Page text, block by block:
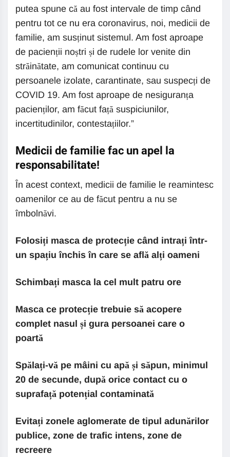
putea spune că au fost intervale de timp când
pentru tot ce nu era coronavirus, noi, medicii de
familie, am susținut sistemul. Am fost aproape
de pacienții noștri și de rudele lor venite din
străinătate, am comunicat continuu cu
persoanele izolate, carantinate, sau suspecți de
COVID 19. Am fost aproape de nesiguranța
pacienților, am făcut față suspiciunilor,
incertitudinilor, contestațiilor.”
Medicii de familie fac un apel la
responsabilitate!
În acest context, medicii de familie le reamintesc
oamenilor ce au de făcut pentru a nu se
îmbolnăvi.
Folosiți masca de protecție când intrați într-
un spațiu închis în care se află alți oameni
Schimbați masca la cel mult patru ore
Masca ce protecție trebuie să acopere
complet nasul și gura persoanei care o
poartă
Spălați-vă pe mâini cu apă și săpun, minimul
20 de secunde, după orice contact cu o
suprafață potențial contaminată
Evitați zonele aglomerate de tipul adunărilor
publice, zone de trafic intens, zone de
recreere